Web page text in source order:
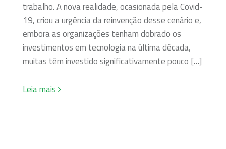
trabalho. A nova realidade, ocasionada pela Covid-
19, criou a urgência da reinvenção desse cenário e,
embora as organizações tenham dobrado os
investimentos em tecnologia na última década,
muitas têm investido significativamente pouco […]
Leia mais